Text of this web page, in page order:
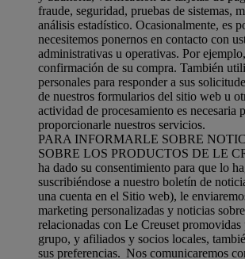
fraude, seguridad, pruebas de sistemas,
análisis estadístico. Ocasionalmente, es
necesitemos ponernos en contacto con
administrativas u operativas. Por
confirmación de su compra. También
personales para responder a sus
de nuestros formularios del sitio web u
actividad de procesamiento es necesaria
proporcionarle nuestros servicios.
PARA INFORMARLE SOBRE
SOBRE LOS PRODUCTOS DE LE
ha dado su consentimiento para que lo
suscribiéndose a nuestro boletín de
una cuenta en el Sitio web), le
marketing personalizadas y noticias
relacionadas con Le Creuset
grupo, y afiliados y socios locales,
sus preferencias. Nos comunicaremos